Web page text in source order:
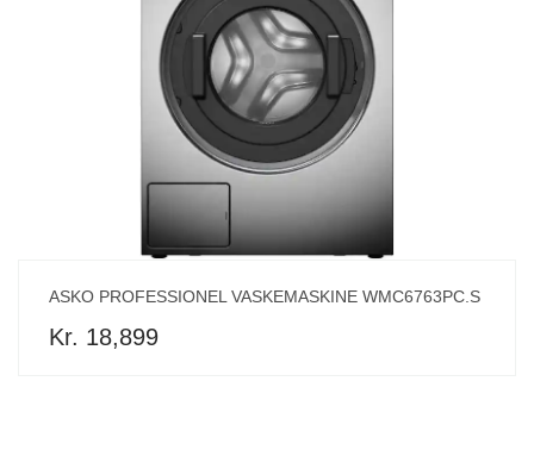
ASKO PROFESSIONEL VASKEMASKINE WMC6763PC.S
Kr. 18,899